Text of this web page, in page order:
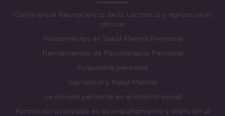
Conferencia Neurociencia de la Lactancia y aplicaciones
clínicas
Fundamentos en Salud Mental Perinatal
Herramientas de Psicoterapia Perinatal
Psiquiatría perinatal
Lactancia y Salud Mental
La mirada perinatal en el ámbito social
Formación avanzada en acompañamiento y atención al